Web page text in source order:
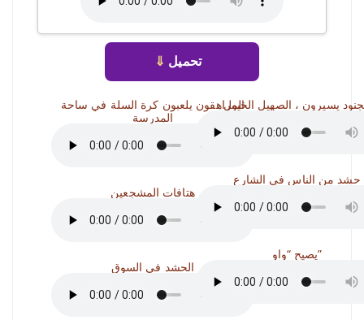
⇓ تحميل
المراهقون يلعبون كرة السلة في ساحة
المدرسة
هتافات المشجعين
الحشد في السوق
يسيرون ، الصهيل الخيول
حشد من الناس في الشارع
يصيح “واو”